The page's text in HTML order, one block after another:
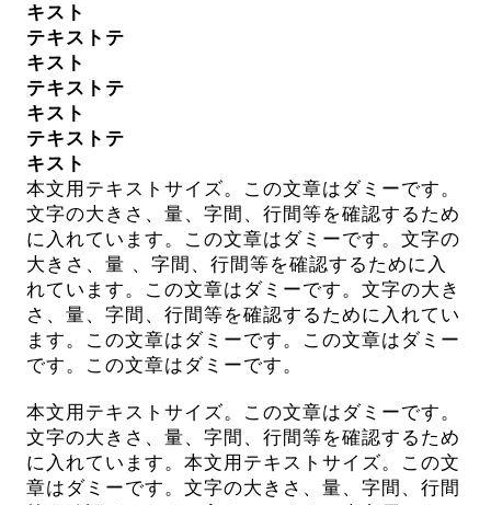
キスト
テキストテ
キスト
テキストテ
キスト
テキストテ
キスト
本文用テキストサイズ。この文章はダミーです。
文字の大きさ、量、字間、行間等を確認するため
に入れています。この文章はダミーです。文字の
大きさ、量 、字間、行間等を確認するために入
れています。この文章はダミーです。文字の大き
さ、量、字間、行間等を確認するために入れてい
ます。この文章はダミーです。この文章はダミー
です。この文章はダミーです。
本文用テキストサイズ。この文章はダミーです。
文字の大きさ、量、字間、行間等を確認するため
に入れています。本文用テキストサイズ。この文
章はダミーです。文字の大きさ、量、字間、行間